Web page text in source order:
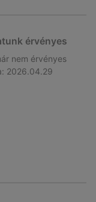
érvényes
nem érvényes
2026.04.29